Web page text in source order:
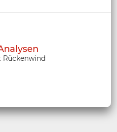
Rückenwind